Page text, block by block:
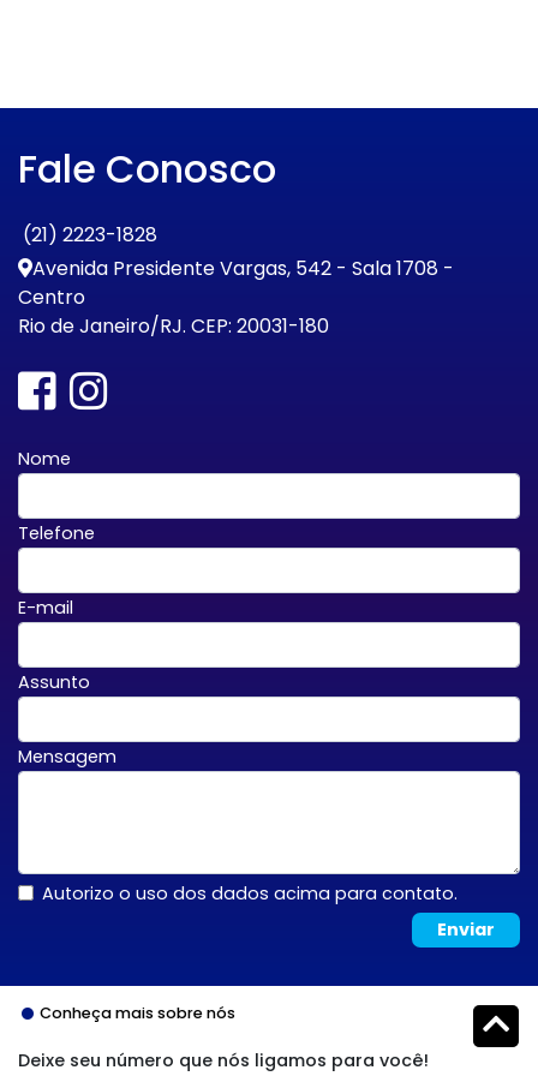
Fale Conosco
(21) 2223-1828
Avenida Presidente Vargas, 542 - Sala 1708 -
Centro
Rio de Janeiro/RJ. CEP: 20031-180
Nome
Telefone
E-mail
Assunto
Mensagem
Autorizo o uso dos dados acima para contato.
Enviar
Conheça mais sobre nós
Deixe seu número que nós ligamos para você!